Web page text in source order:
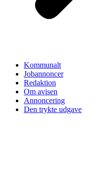
Kommunalt
Jobannoncer
Redaktion
Om avisen
Annoncering
Den trykte udgave